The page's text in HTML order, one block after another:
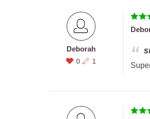
Deborah
0 1